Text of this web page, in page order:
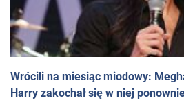
Wrócili na miesiąc miodowy:
Harry zakochał się w niej